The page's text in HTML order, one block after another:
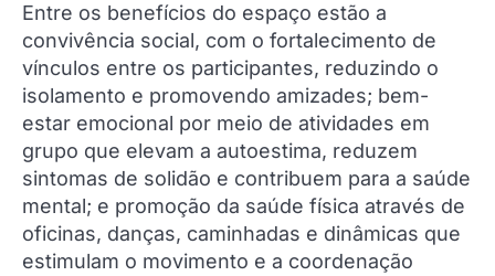
Entre os benefícios do espaço estão a
convivência social, com o fortalecimento de
vínculos entre os participantes, reduzindo o
isolamento e promovendo amizades; bem-
estar emocional por meio de atividades em
grupo que elevam a autoestima, reduzem
sintomas de solidão e contribuem para a saúde
mental; e promoção da saúde física através de
oficinas, danças, caminhadas e dinâmicas que
estimulam o movimento e a coordenação